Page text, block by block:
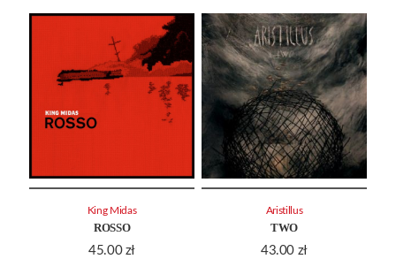
ROSSO
45.00 zł
King Midas
TWO
43.00 zł
Aristillus